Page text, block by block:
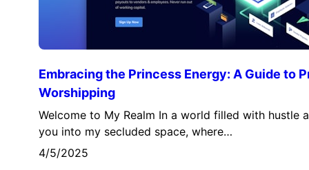
Embracing the Princess Energy: A Guide to
Worshipping
Welcome to My Realm In a world filled with hustle
you into my secluded space, where…
4/5/2025